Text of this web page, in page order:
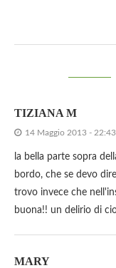
TIZIANA M
14 Maggio 2013 - 22:43
la bella parte sopra
bordo, che se devo
trovo invece che
buona!! un delirio di
MARY